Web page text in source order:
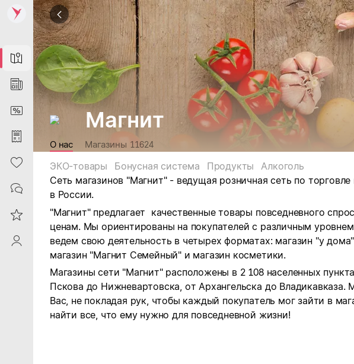
Map
News
DiscountCard
Purchases
Heart
Contacts
Reviews
ProfileSaby
Магнит
О нас Магазины 11624
ЭКО-товары Бонусная система Продукты
Алкоголь
Сеть магазинов "Магнит" - ведущая розничная сеть по
в России.
"Магнит" предлагает качественные товары повседневного
ценам. Мы ориентированы на покупателей с различным
ведем свою деятельность в четырех форматах: магазин "у
магазин "Магнит Семейный" и магазин косметики.
Магазины сети "Магнит" расположены в 2 108 населенных
Пскова до Нижневартовска, от Архангельска до Владикавказа.
Вас, не покладая рук, чтобы каждый покупатель мог зайти в
найти все, что ему нужно для повседневной жизни!